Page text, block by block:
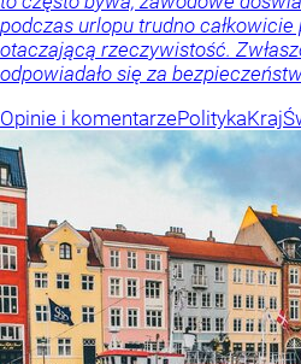
podczas urlopu trudno
otaczającą rzeczywistość.
odpowiadało się za
Opinie i komentarzePolitykaKraj